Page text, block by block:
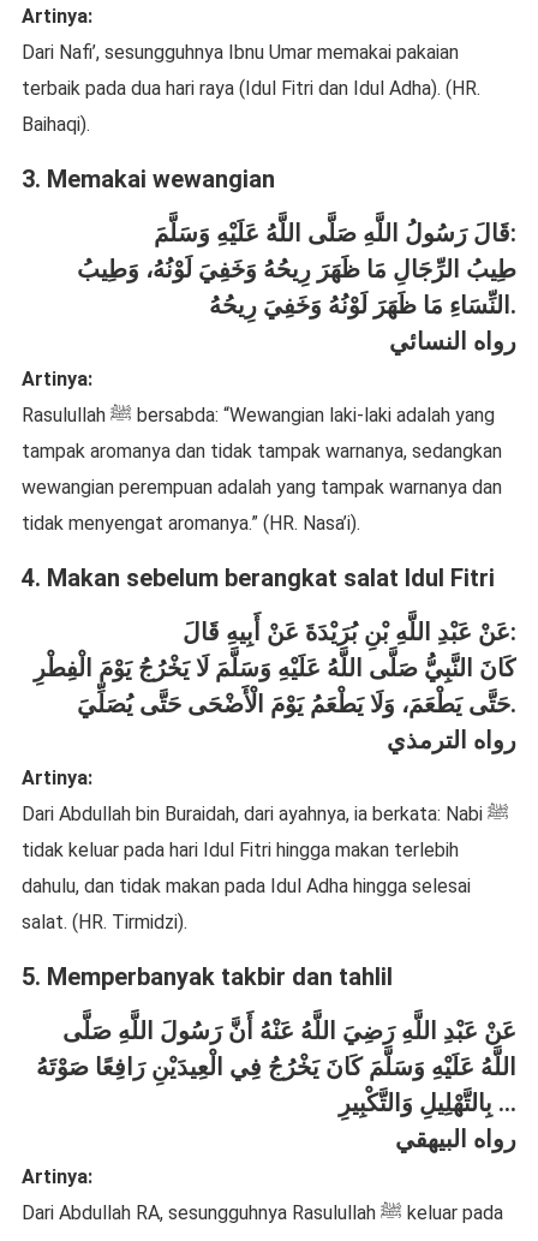
Artinya:
Dari Nafi’, sesungguhnya Ibnu Umar memakai pakaian
terbaik pada dua hari raya (Idul Fitri dan Idul Adha). (HR.
Baihaqi).
3. Memakai wewangian
قَالَ رَسُولُ اللَّهِ صَلَّى اللَّهُ عَلَيْهِ وَسَلَّمَ:
طِيبُ الرِّجَالِ مَا ظَهَرَ رِيحُهُ وَخَفِيَ لَوْنُهُ، وَطِيبُ
النِّسَاءِ مَا ظَهَرَ لَوْنُهُ وَخَفِيَ رِيحُهُ.
رواه النسائي
Artinya:
Rasulullah ﷺ bersabda: “Wewangian laki-laki adalah yang
tampak aromanya dan tidak tampak warnanya, sedangkan
wewangian perempuan adalah yang tampak warnanya dan
tidak menyengat aromanya.” (HR. Nasa’i).
4. Makan sebelum berangkat salat Idul Fitri
عَنْ عَبْدِ اللَّهِ بْنِ بُرَيْدَةَ عَنْ أَبِيهِ قَالَ:
كَانَ النَّبِيُّ صَلَّى اللَّهُ عَلَيْهِ وَسَلَّمَ لَا يَخْرُجُ يَوْمَ الْفِطْرِ
حَتَّى يَطْعَمَ، وَلَا يَطْعَمُ يَوْمَ الْأَضْحَى حَتَّى يُصَلِّيَ.
رواه الترمذي
Artinya:
Dari Abdullah bin Buraidah, dari ayahnya, ia berkata: Nabi ﷺ
tidak keluar pada hari Idul Fitri hingga makan terlebih
dahulu, dan tidak makan pada Idul Adha hingga selesai
salat. (HR. Tirmidzi).
5. Memperbanyak takbir dan tahlil
عَنْ عَبْدِ اللَّهِ رَضِيَ اللَّهُ عَنْهُ أَنَّ رَسُولَ اللَّهِ صَلَّى
اللَّهُ عَلَيْهِ وَسَلَّمَ كَانَ يَخْرُجُ فِي الْعِيدَيْنِ رَافِعًا صَوْتَهُ
بِالتَّهْلِيلِ وَالتَّكْبِيرِ ...
رواه البيهقي
Artinya:
Dari Abdullah RA, sesungguhnya Rasulullah ﷺ keluar pada